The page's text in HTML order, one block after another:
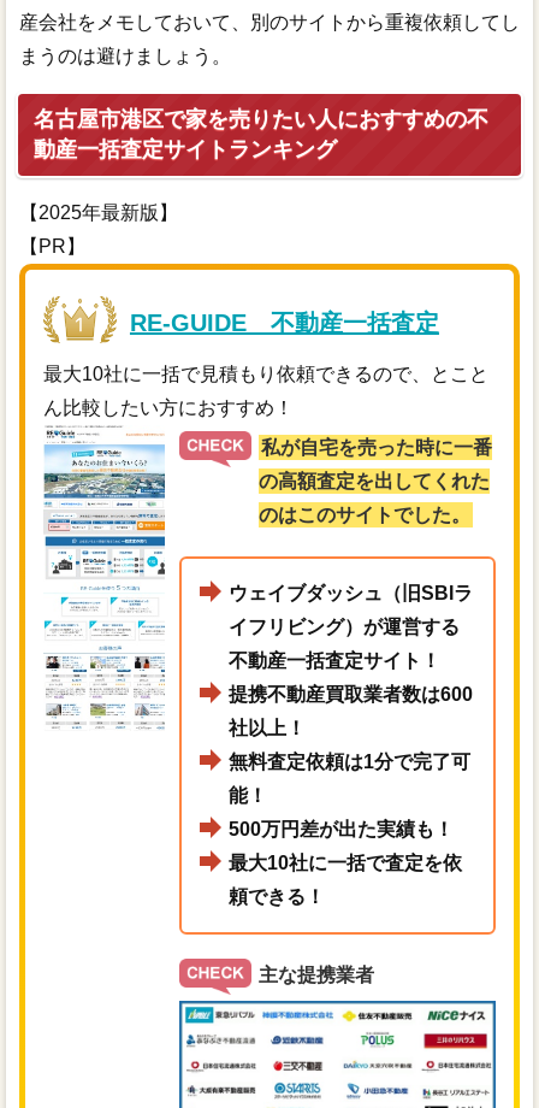
産会社をメモしておいて、別のサイトから重複依頼してし
まうのは避けましょう。
名古屋市港区で家を売りたい人におすすめの不
動産一括査定サイトランキング
【2025年最新版】
【PR】
RE-GUIDE 不動産一括査定
最大10社に一括で見積もり依頼できるので、とこと
ん比較したい方におすすめ！
私が自宅を売った時に一番
の高額査定を出してくれた
のはこのサイトでした。
ウェイブダッシュ（旧SBIラ
イフリビング）が運営する
不動産一括査定サイト！
提携不動産買取業者数は600
社以上！
無料査定依頼は1分で完了可
能！
500万円差が出た実績も！
最大10社に一括で査定を依
頼できる！
主な提携業者